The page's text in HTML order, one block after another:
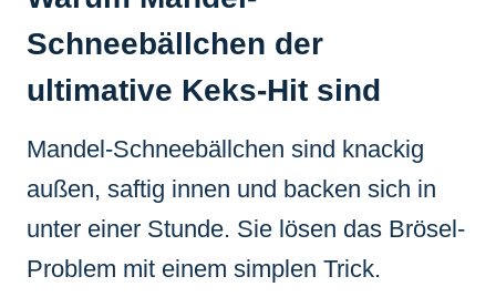
Schneebällchen der
ultimative Keks-Hit sind
Mandel-Schneebällchen sind knackig
außen, saftig innen und backen sich in
unter einer Stunde. Sie lösen das Brösel-
Problem mit einem simplen Trick.